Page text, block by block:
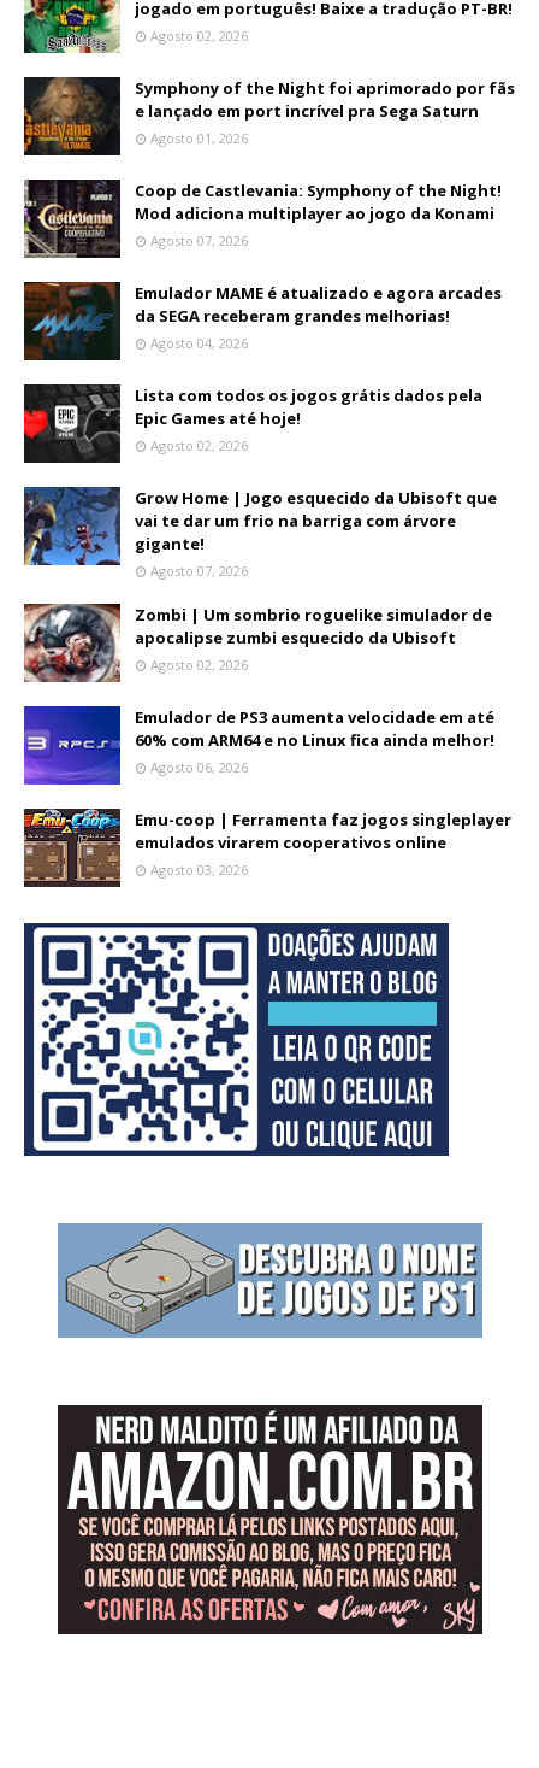
jogado em português! Baixe a tradução PT-BR!
Agosto 02, 2026
Symphony of the Night foi aprimorado por fãs
e lançado em port incrível pra Sega Saturn
Agosto 01, 2026
Coop de Castlevania: Symphony of the Night!
Mod adiciona multiplayer ao jogo da Konami
Agosto 07, 2026
Emulador MAME é atualizado e agora arcades
da SEGA receberam grandes melhorias!
Agosto 04, 2026
Lista com todos os jogos grátis dados pela
Epic Games até hoje!
Agosto 02, 2026
Grow Home | Jogo esquecido da Ubisoft que
vai te dar um frio na barriga com árvore
gigante!
Agosto 07, 2026
Zombi | Um sombrio roguelike simulador de
apocalipse zumbi esquecido da Ubisoft
Agosto 02, 2026
Emulador de PS3 aumenta velocidade em até
60% com ARM64 e no Linux fica ainda melhor!
Agosto 06, 2026
Emu-coop | Ferramenta faz jogos singleplayer
emulados virarem cooperativos online
Agosto 03, 2026